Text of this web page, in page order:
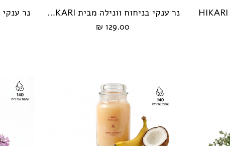
הוספה לעגלה נר ענקי בניחוח וונילה מבית HIKARI
129.00 ₪